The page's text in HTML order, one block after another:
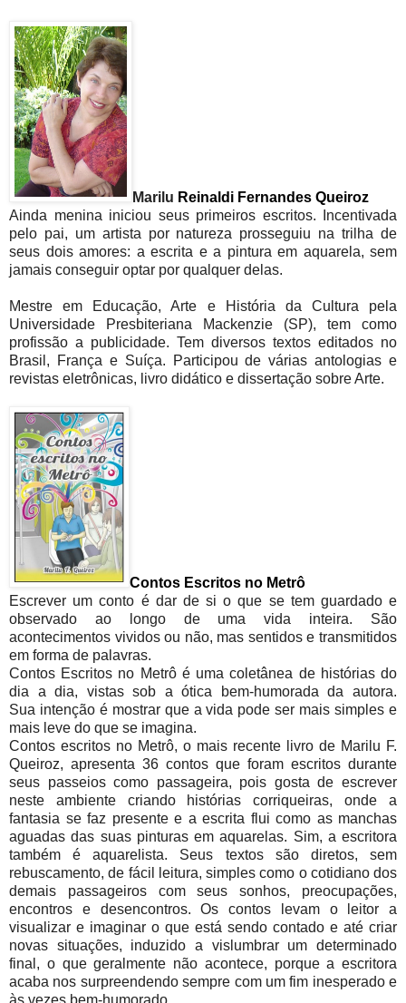
Marilu Reinaldi Fernandes Queiroz
Ainda menina iniciou seus primeiros escritos. Incentivada
pelo pai, um artista por natureza prosseguiu na trilha de
seus dois amores: a escrita e a pintura em aquarela, sem
jamais conseguir optar por qualquer delas.
Mestre em Educação, Arte e História da Cultura pela
Universidade Presbiteriana Mackenzie (SP), tem como
profissão a publicidade. Tem diversos textos editados no
Brasil, França e Suíça. Participou de várias antologias e
revistas eletrônicas, livro didático e dissertação sobre Arte.
Contos Escritos no Metrô
Escrever um conto é dar de si o que se tem guardado e
observado ao longo de uma vida inteira. São
acontecimentos vividos ou não, mas sentidos e transmitidos
em forma de palavras.
Contos Escritos no Metrô é uma coletânea de histórias do
dia a dia, vistas sob a ótica bem-humorada da autora.
Sua intenção é mostrar que a vida pode ser mais simples e
mais leve do que se imagina.
Contos escritos no Metrô, o mais recente livro de Marilu F.
Queiroz, apresenta 36 contos que foram escritos durante
seus passeios como passageira, pois gosta de escrever
neste ambiente criando histórias corriqueiras, onde a
fantasia se faz presente e a escrita flui como as manchas
aguadas das suas pinturas em aquarelas. Sim, a escritora
também é aquarelista. Seus textos são diretos, sem
rebuscamento, de fácil leitura, simples como o cotidiano dos
demais passageiros com seus sonhos, preocupações,
encontros e desencontros. Os contos levam o leitor a
visualizar e imaginar o que está sendo contado e até criar
novas situações, induzido a vislumbrar um determinado
final, o que geralmente não acontece, porque a escritora
acaba nos surpreendendo sempre com um fim inesperado e